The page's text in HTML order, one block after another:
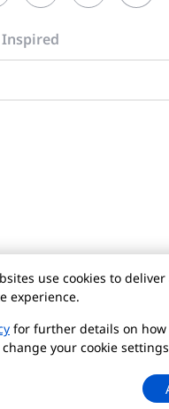
Gizlilik Politikası
Sözleşmesi'ni
Privacy
Haritası
2000-2026 Ruijie
use cookies to deliver
experience.
for further details on how
your cookie